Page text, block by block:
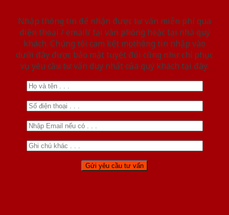
Nhập thông tin để nhận được tư vấn miễn phí qua
điện thoại / email/ tại văn phòng hoặc tại nhà quý
khách. Chúng tôi cam kết mọi thông tin nhập vào
dưới đây được bảo mật tuyệt đối cũng như chỉ phục
vụ yêu cầu tư vấn duy nhất của quý khách tại đây.